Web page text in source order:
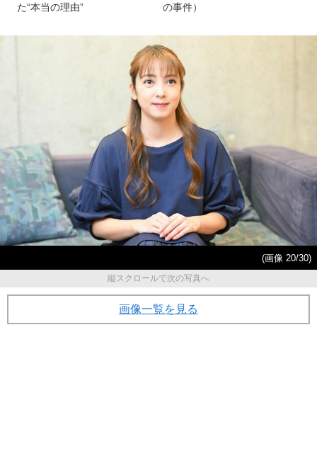
た“本当の理由”
の事件）
(画像 20/30)
縦スクロールで次の写真へ
画像一覧を見る